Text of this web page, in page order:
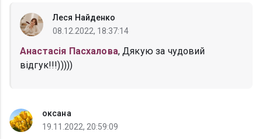
Леся Найденко
08.12.2022, 18:37:14
Анастасія Пасхалова, Дякую за чудовий
відгук!!!)))))
oксана
19.11.2022, 20:59:09